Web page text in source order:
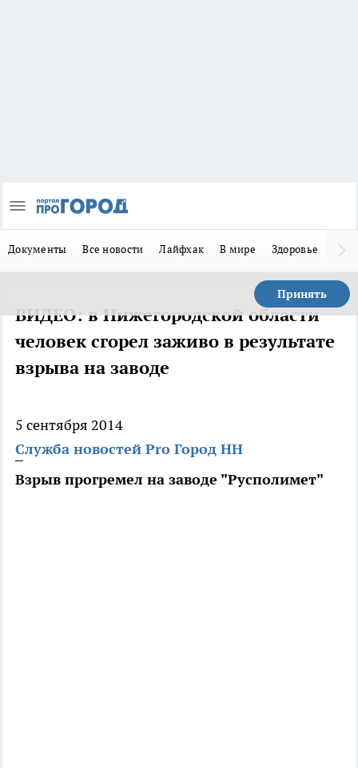
Документы Все новости Лайфхак В мире Здоровье
Принять
ВИДЕО: в Нижегородской области
человек сгорел заживо в результате
взрыва на заводе
5 сентября 2014
Служба новостей Pro Город НН
Взрыв прогремел на заводе "Русполимет"